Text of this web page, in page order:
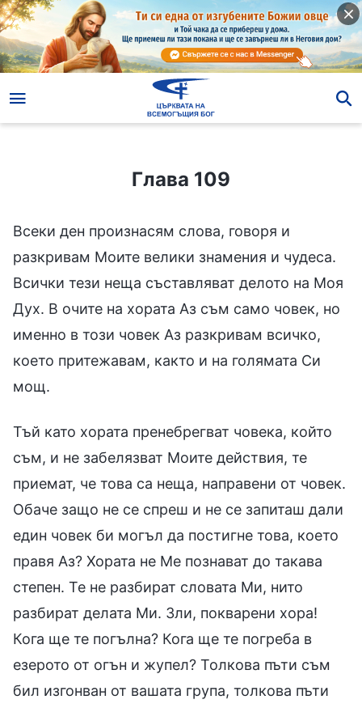
Глава 109
Всеки ден произнасям слова, говоря и
разкривам Моите велики знамения и чудеса.
Всички тези неща съставляват делото на Моя
Дух. В очите на хората Аз съм само човек, но
именно в този човек Аз разкривам всичко,
което притежавам, както и на голямата Си
мощ.
Тъй като хората пренебрегват човека, който
съм, и не забелязват Моите действия, те
приемат, че това са неща, направени от човек.
Обаче защо не се спреш и не се запиташ дали
един човек би могъл да постигне това, което
правя Аз? Хората не Ме познават до такава
степен. Те не разбират словата Ми, нито
разбират делата Ми. Зли, покварени хора!
Кога ще те погълна? Кога ще те погреба в
езерото от огън и жупел? Толкова пъти съм
бил изгонван от вашата група, толкова пъти